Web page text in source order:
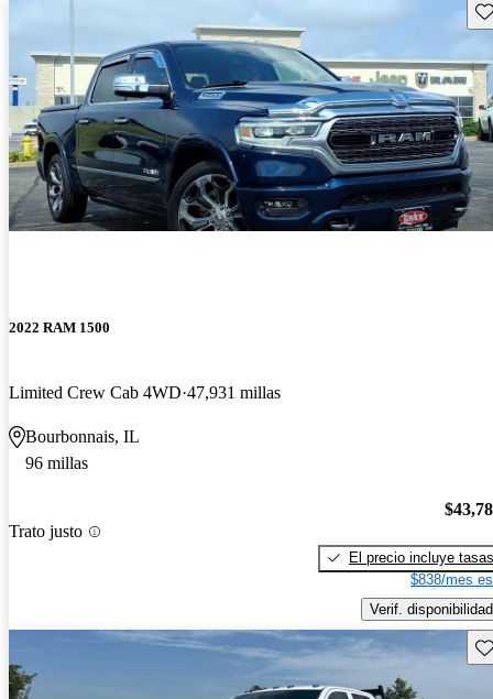
2022 RAM 1500
Limited Crew Cab 4WD 47,931 millas
Bourbonnais, IL
96 millas
Trato justo
El precio incluye tasas
$838/mes
Verif. disponibilidad